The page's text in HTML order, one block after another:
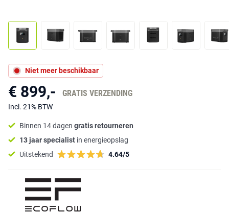
Niet meer beschikbaar
€ 899,- GRATIS VERZENDING
Incl. 21% BTW
Binnen 14 dagen gratis retourneren
13 jaar specialist in energieopslag
Uitstekend
4.64/5